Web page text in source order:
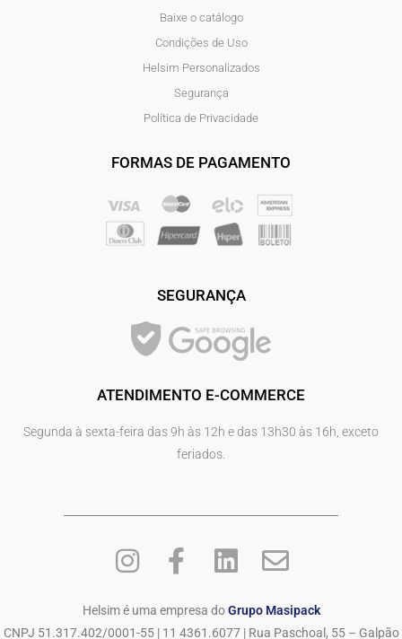
Baixe o catálogo
Condições de Uso
Helsim Personalizados
Segurança
Política de Privacidade
FORMAS DE PAGAMENTO
SEGURANÇA
ATENDIMENTO E-COMMERCE
Segunda à sexta-feira das 9h às 12h e das 13h30 às 16h, exceto
feriados.
Helsim é uma empresa doGrupo Masipack
CNPJ 51.317.402/0001-55 | 11 4361.6077 | Rua Paschoal, 55 – Galpão